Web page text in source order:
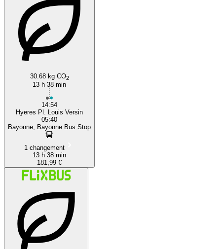
30.68 kg CO2
13 h 38 min
14:54
Hyeres Pl. Louis Versin
05:40
Bayonne, Bayonne Bus Stop
1 changement
13 h 38 min
181,99 €